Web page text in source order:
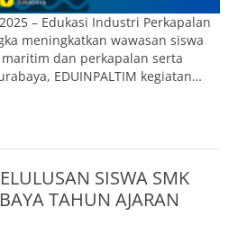
– Edukasi Industri Perkapalan
meningkatkan wawasan siswa
dan perkapalan serta
EDUINPALTIM kegiatan…
SISWA SMK
TAHUN AJARAN